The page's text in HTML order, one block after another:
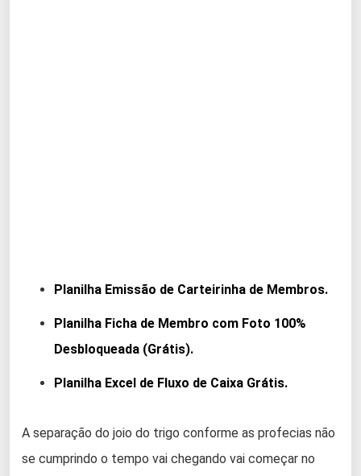
Planilha Emissão de Carteirinha de Membros.
Planilha Ficha de Membro com Foto 100%
Desbloqueada (Grátis).
Planilha Excel de Fluxo de Caixa Grátis.
A separação do joio do trigo conforme as profecias não
se cumprindo o tempo vai chegando vai começar no